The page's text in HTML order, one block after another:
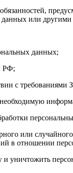
или
данных;
РФ;
с требованиями
или
в отношении
и уничтожить